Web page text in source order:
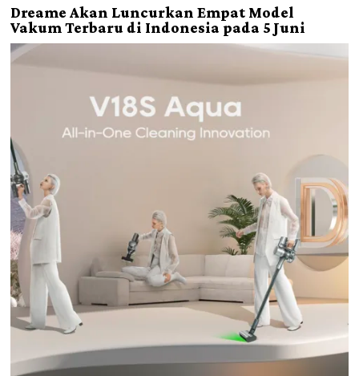
Dreame Akan Luncurkan Empat Model
Vakum Terbaru di Indonesia pada 5 Juni